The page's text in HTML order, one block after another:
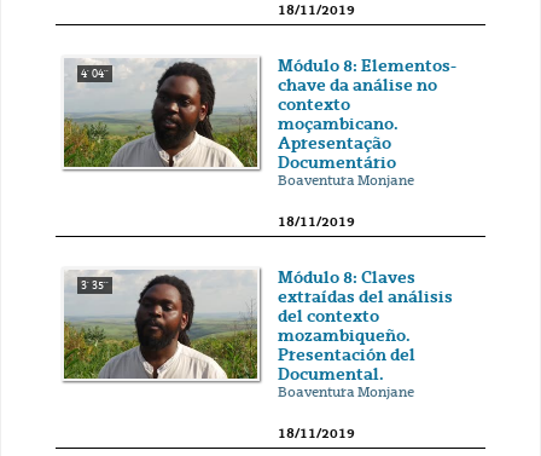
18/11/2019
4' 04''
Módulo 8: Elementos-
chave da análise no
contexto
moçambicano.
Apresentação
Documentário
Boaventura Monjane
18/11/2019
3' 35''
Módulo 8: Claves
extraídas del análisis
del contexto
mozambiqueño.
Presentación del
Documental.
Boaventura Monjane
18/11/2019